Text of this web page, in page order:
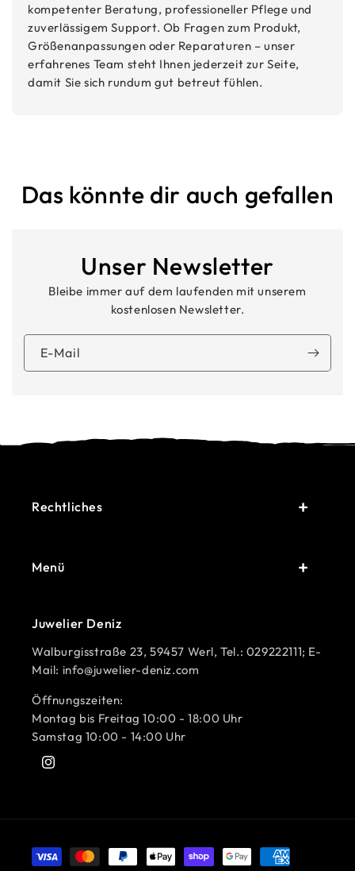
kompetenter Beratung, professioneller Pflege und
zuverlässigem Support. Ob Fragen zum Produkt,
Größenanpassungen oder Reparaturen – unser
erfahrenes Team steht Ihnen jederzeit zur Seite,
damit Sie sich rundum gut betreut fühlen.
Das könnte dir auch gefallen
Unser Newsletter
Bleibe immer auf dem laufenden mit unserem
kostenlosen Newsletter.
E-Mail
Rechtliches
Menü
Juwelier Deniz
Walburgisstraße 23, 59457 Werl, Tel.: 029222111; E-
Mail: info@juwelier-deniz.com
Öffnungszeiten:
Montag bis Freitag 10:00 - 18:00 Uhr
Samstag 10:00 - 14:00 Uhr
Instagram